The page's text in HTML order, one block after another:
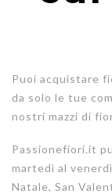
Puoi acquistare
da solo le tue
nostri mazzi di
Passionefiori.it
martedì al
Natale, San